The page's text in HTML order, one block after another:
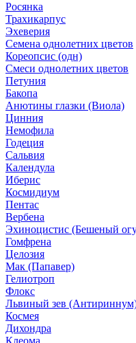
Росянка
Трахикарпус
Эхеверия
Семена однолетних цветов
Кореопсис (одн)
Смеси однолетних цветов
Петуния
Бакопа
Анютины глазки (Виола)
Цинния
Немофила
Годеция
Сальвия
Календула
Иберис
Космидиум
Пентас
Вербена
Эхиноцистис (Бешеный
Гомфрена
Целозия
Мак (Папавер)
Гелиотроп
Флокс
Львиный зев
Космея
Дихондра
Клеома